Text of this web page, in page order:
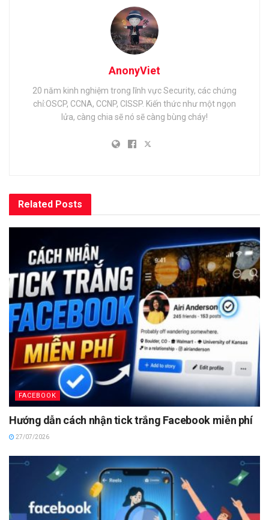
AnonyViet
20 năm kinh nghiệm trong lĩnh vực Security, các chứng
chỉ:OSCP, CCNA, CCNP, CISSP. Kiến thức như một ngọn
lửa, càng chia sẽ nó sẽ càng bùng cháy!
Related Posts
FACEBOOK
Hướng dẫn cách nhận tick trắng Facebook miễn phí
27/07/2026